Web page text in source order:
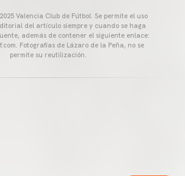
Valencia Club de Fútbol. Se permite el uso
del artículo siempre y cuando se haga
además de contener el siguiente enlace:
Fotografías de Lázaro de la Peña, no se
permite su reutilización.